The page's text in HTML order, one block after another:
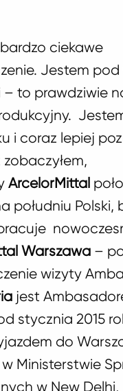
ciekawe
Jestem pod
to prawdziwie
i coraz lepiej
zobaczyłem,
ArcelorMittal
południu Polski,
Warszawa –
wizyty
jest
stycznia 2015
do
Ministerstwie
w New Delhi,